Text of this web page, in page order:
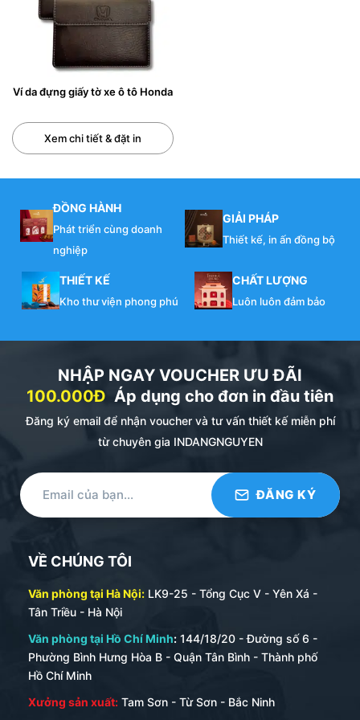
Nhãn Da
(Tag Da)
PU, mang lại vẻ cổ điển,
sang trọng và đẳng
Tag da
Phân Loại Nhãn Dán Theo Công Dụng
Ngoài chất liệu, nhãn dán còn được phân loại theo
mục đích sử dụng cụ thể.
Nhãn mác sản phẩm:
hướng dẫn sử dụng.
Tem bảo hành:Thường là loại decal vỡ, chỉ sử dụng
được một lần để niêm phong sản phẩm, đảm bảo
tính nguyên vẹn.
tiêu dùng dễ dàng kiểm tra thông tin, nguồn gốc
Ví da đựng giấy tờ xe ô tô Honda
Xem chi tiết & đặt in
ĐỒNG HÀNH
Phát triển cùng doanh
nghiệp
GIẢI PHÁP
Thiết kế, in ấn đồng bộ
THIẾT KẾ
Kho thư viện phong phú
CHẤT LƯỢNG
Luôn luôn đảm bảo
NHẬP NGAY VOUCHER ƯU ĐÃI
100.000Đ Áp dụng cho đơn in đầu tiên
Đăng ký email để nhận voucher và tư vấn thiết kế miễn phí
từ chuyên gia INDANGNGUYEN
VỀ CHÚNG TÔI
Văn phòng tại Hà Nội: LK9-25 - Tổng Cục V - Yên Xá -
Tân Triều - Hà Nội
Văn phòng tại Hồ Chí Minh: 144/18/20 - Đường số 6 -
Phường Bình Hưng Hòa B - Quận Tân Bình - Thành phố
Hồ Chí Minh
Xưởng sản xuất: Tam Sơn - Từ Sơn - Bắc Ninh